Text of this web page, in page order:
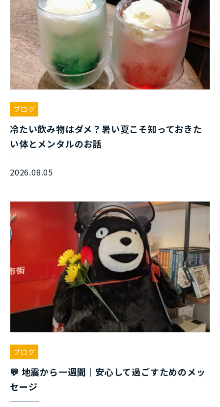
ブログ
冷たい飲み物はダメ？暑い夏こそ知っておきた
い体とメンタルのお話
2026.08.05
ブログ
💬 地震から一週間｜安心して過ごすためのメッ
セージ